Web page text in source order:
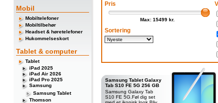
Mobil
Mobiltelefoner
Mobiltilbehør
Headset & høretelefoner
Hukommelseskort
Tablet & computer
Tablet
iPad 2025
iPad Air 2026
iPad Pro 2025
Samsung
Samsung Tablet
Thomson
Pris
Max: 15499 kr.
Sortering
Samsung Tablet Galaxy
Tab S10 FE 5G 256 GB
Samsung Galaxy Tab
S10 FE 5G.Føl dig set